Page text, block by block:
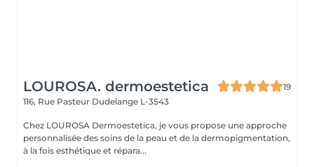
LOUROSA. dermoestetica
19
116, Rue Pasteur Dudelange L-3543
Chez LOUROSA Dermoestetica, je vous propose une approche
personnalisée des soins de la peau et de la dermopigmentation,
à la fois esthétique et répara...